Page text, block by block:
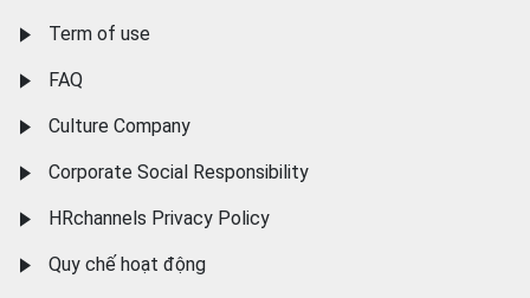
Term of use
FAQ
Culture Company
Corporate Social Responsibility
HRchannels Privacy Policy
Quy chế hoạt động